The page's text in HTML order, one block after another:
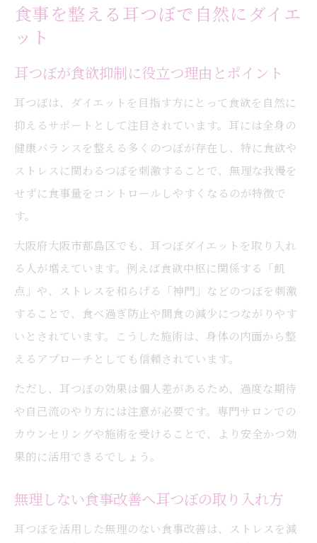
耳つぼ活用で叶える無理しない体型ケア
体型維持と耳つぼの関係性を徹底解説
耳つぼを活かした体型ケアの実践ポイント
耳つぼダイエットが続く理由と効果の秘密
大阪エリアで人気の耳つぼ体型ケア術とは
ストレスフリーに続く食改善と耳つぼ術
無理しない食改善のための耳つぼ活用法
耳つぼ施術でストレスを減らすコツと注意
耳つぼダイエットが向いている方の特徴解
リバウンドしやすい方に耳つぼが合う理由
耳つぼダイエットをおすすめする生活スタ
食事を整える耳つぼで自然にダイエ
ット
耳つぼが食欲抑制に役立つ理由とポイント
耳つぼは、ダイエットを目指す方にとって食欲を自然に
抑えるサポートとして注目されています。耳には全身の
健康バランスを整える多くのつぼが存在し、特に食欲や
ストレスに関わるつぼを刺激することで、無理な我慢を
せずに食事量をコントロールしやすくなるのが特徴で
す。
大阪府大阪市都島区でも、耳つぼダイエットを取り入れ
る人が増えています。例えば食欲中枢に関係する「飢
点」や、ストレスを和らげる「神門」などのつぼを刺激
することで、食べ過ぎ防止や間食の減少につながりやす
いとされています。こうした施術は、身体の内面から整
えるアプローチとしても信頼されています。
ただし、耳つぼの効果は個人差があるため、過度な期待
や自己流のやり方には注意が必要です。専門サロンでの
カウンセリングや施術を受けることで、より安全かつ効
果的に活用できるでしょう。
無理しない食事改善へ耳つぼの取り入れ方
耳つぼを活用した無理のない食事改善は、ストレスを減